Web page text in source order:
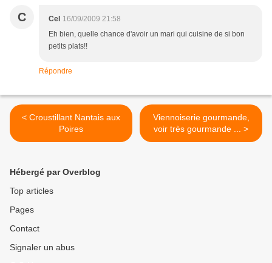
C Cel 16/09/2009 21:58
Eh bien, quelle chance d'avoir un mari qui cuisine de si bon
petits plats!!
Répondre
< Croustillant Nantais aux
Poires
Viennoiserie gourmande,
voir très gourmande ... >
Hébergé par Overblog
Top articles
Pages
Contact
Signaler un abus